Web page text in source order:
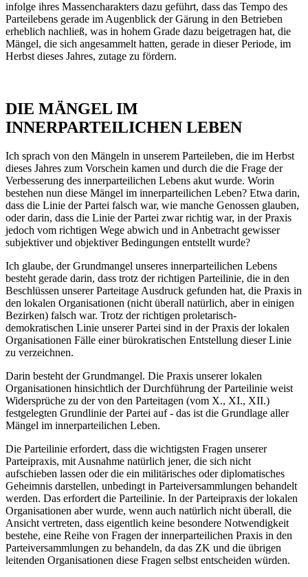
infolge ihres Massencharakters dazu geführt, dass das Tempo des
Parteilebens gerade im Augenblick der Gärung in den Betrieben
erheblich nachließ, was in hohem Grade dazu beigetragen hat, die
Mängel, die sich angesammelt hatten, gerade in dieser Periode, im
Herbst dieses Jahres, zutage zu fördern.
DIE MÄNGEL IM
INNERPARTEILICHEN LEBEN
Ich sprach von den Mängeln in unserem Parteileben, die im Herbst
dieses Jahres zum Vorschein kamen und durch die die Frage der
Verbesserung des innerparteilichen Lebens akut wurde. Worin
bestehen nun diese Mängel im innerparteilichen Leben? Etwa darin,
dass die Linie der Partei falsch war, wie manche Genossen glauben,
oder darin, dass die Linie der Partei zwar richtig war, in der Praxis
jedoch vom richtigen Wege abwich und in Anbetracht gewisser
subjektiver und objektiver Bedingungen entstellt wurde?
Ich glaube, der Grundmangel unseres innerparteilichen Lebens
besteht gerade darin, dass trotz der richtigen Parteilinie, die in den
Beschlüssen unserer Parteitage Ausdruck gefunden hat, die Praxis in
den lokalen Organisationen (nicht überall natürlich, aber in einigen
Bezirken) falsch war. Trotz der richtigen proletarisch-
demokratischen Linie unserer Partei sind in der Praxis der lokalen
Organisationen Fälle einer bürokratischen Entstellung dieser Linie
zu verzeichnen.
Darin besteht der Grundmangel. Die Praxis unserer lokalen
Organisationen hinsichtlich der Durchführung der Parteilinie weist
Widersprüche zu der von den Parteitagen (vom X., XI., XII.)
festgelegten Grundlinie der Partei auf - das ist die Grundlage aller
Mängel im innerparteilichen Leben.
Die Parteilinie erfordert, dass die wichtigsten Fragen unserer
Parteipraxis, mit Ausnahme natürlich jener, die sich nicht
aufschieben lassen oder die ein militärisches oder diplomatisches
Geheimnis darstellen, unbedingt in Parteiversammlungen behandelt
werden. Das erfordert die Parteilinie. In der Parteipraxis der lokalen
Organisationen aber wurde, wenn auch natürlich nicht überall, die
Ansicht vertreten, dass eigentlich keine besondere Notwendigkeit
bestehe, eine Reihe von Fragen der innerparteilichen Praxis in den
Parteiversammlungen zu behandeln, da das ZK und die übrigen
leitenden Organisationen diese Fragen selbst entscheiden würden.